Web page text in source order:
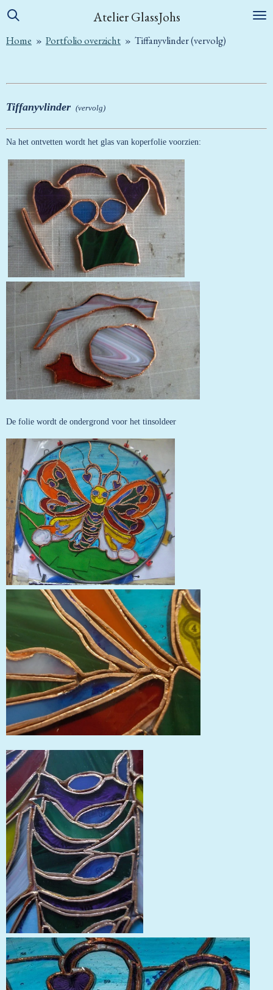
Ga
naar
Atelier GlassJohs
Home » Portfolio overzicht » Tiffanyvlinder (vervolg)
Tiffanyvlinder (vervolg)
Na het ontvetten wordt het glas van koperfolie voorzien:
De folie wordt de ondergrond voor het tinsoldeer